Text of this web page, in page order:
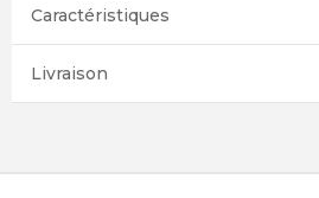
Caractéristiques
Livraison